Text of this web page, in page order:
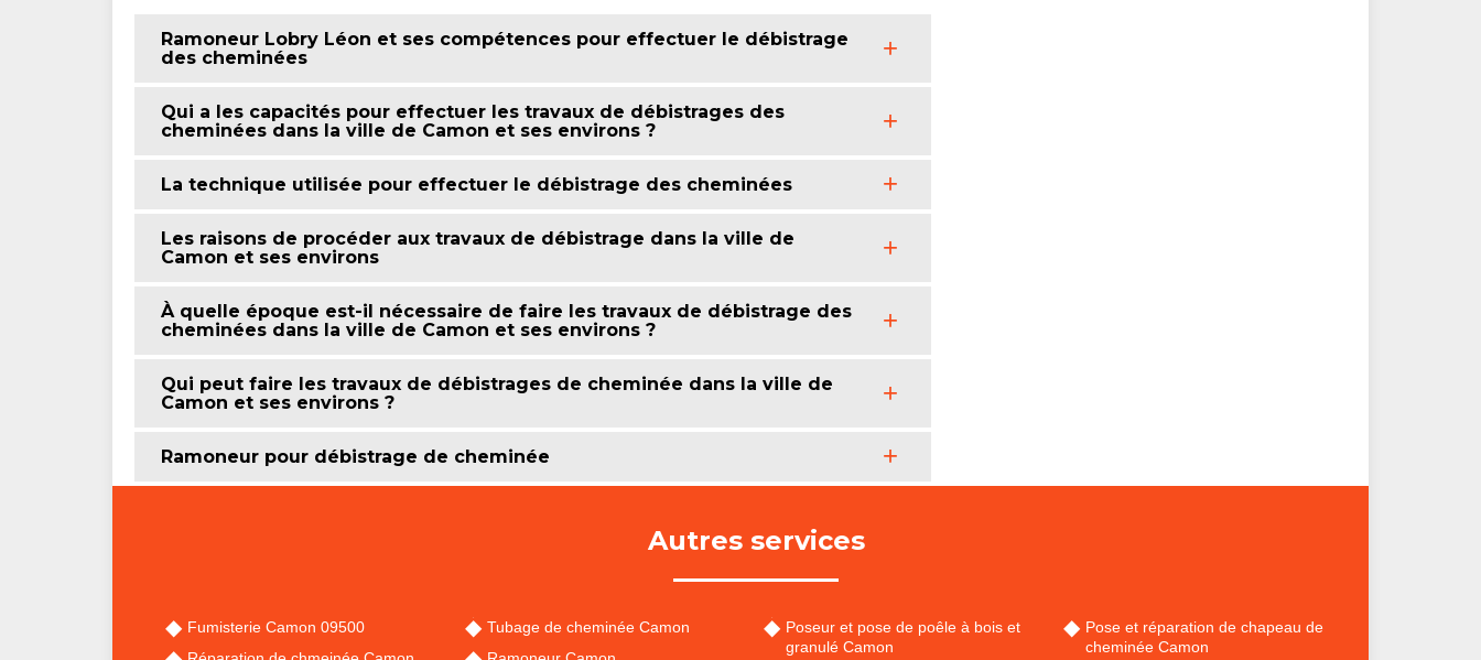
Ramoneur Lobry Léon et ses compétences pour effectuer le débistrage
des cheminées
Qui a les capacités pour effectuer les travaux de débistrages des
cheminées dans la ville de Camon et ses environs ?
La technique utilisée pour effectuer le débistrage des cheminées
Les raisons de procéder aux travaux de débistrage dans la ville de
Camon et ses environs
À quelle époque est-il nécessaire de faire les travaux de débistrage des
cheminées dans la ville de Camon et ses environs ?
Qui peut faire les travaux de débistrages de cheminée dans la ville de
Camon et ses environs ?
Ramoneur pour débistrage de cheminée
Autres services
Fumisterie Camon 09500
Tubage de cheminée Camon
Poseur et pose de poêle à bois et
granulé Camon
Pose et réparation de chapeau de
cheminée Camon